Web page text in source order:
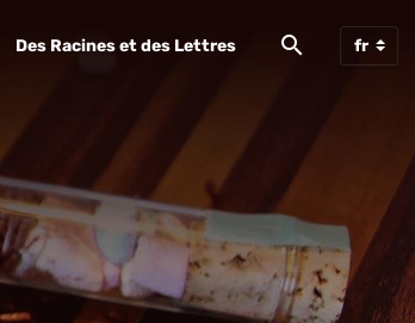
Des Racines et des Lettres